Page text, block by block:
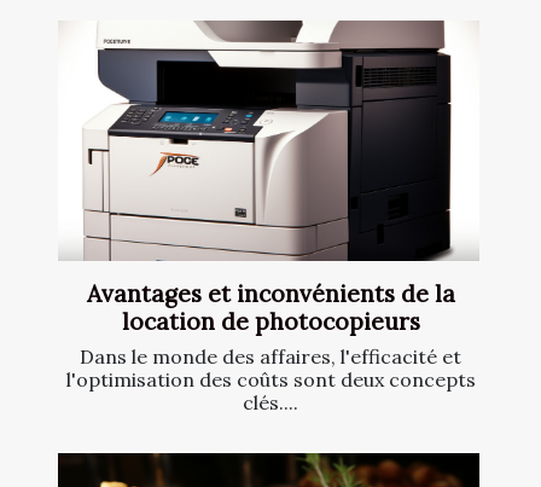
Avantages et inconvénients de la
location de photocopieurs
Dans le monde des affaires, l'efficacité et
l'optimisation des coûts sont deux concepts
clés....